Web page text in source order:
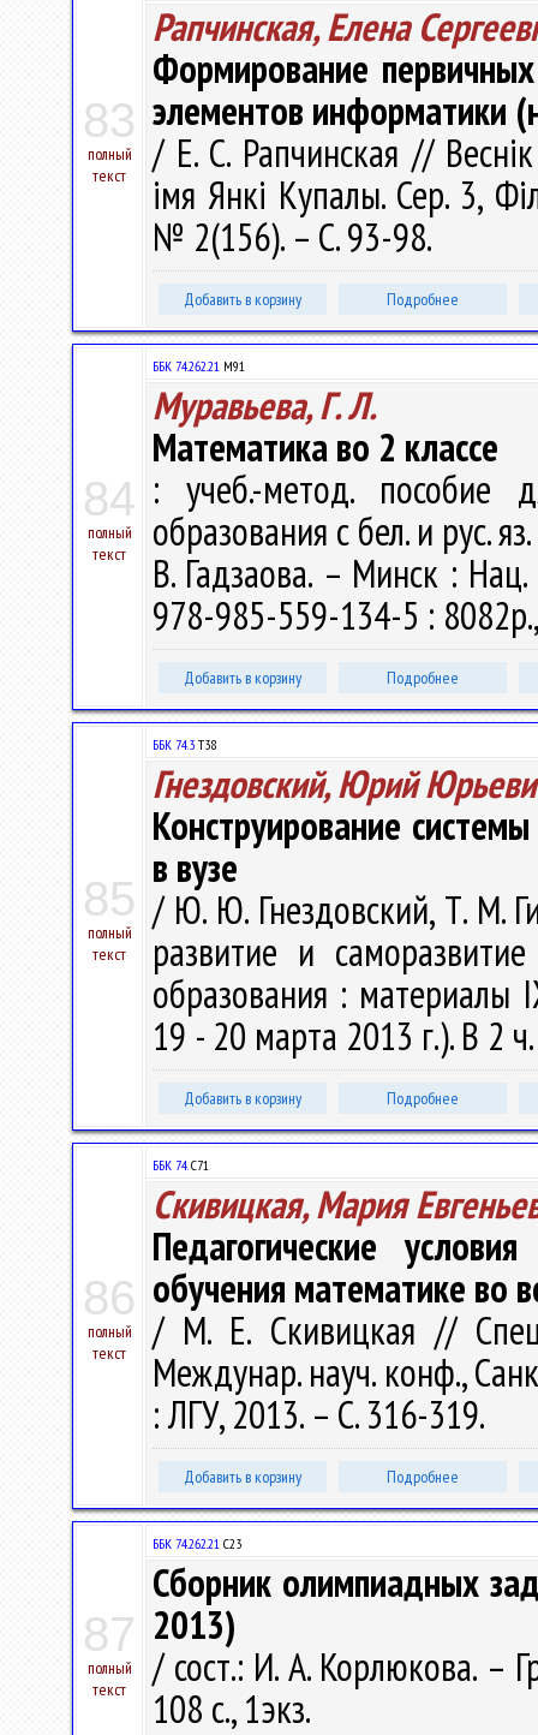
83
полный
текст
Рапчинская, Елена
Формирование
элементов информатики
/ Е. С. Рапчинская // Веснік
імя Янкі Купалы. Сер. 3,
№ 2(156). – С. 93-98.
Добавить в корзину Подробнее
84
полный
текст
ББК 74.262.21 М91
Муравьева, Г. Л.
Математика во 2 классе
: учеб.-метод. пособие
образования с бел. и рус.
В. Гадзаова. – Минск :
978-985-559-134-5 :
Добавить в корзину Подробнее
85
полный
текст
ББК 74.3 Т38
Гнездовский, Юрий
Конструирование
в вузе
/ Ю. Ю. Гнездовский, Т. М.
развитие и
образования : материалы
19 - 20 марта 2013 г.). В 2
Добавить в корзину Подробнее
86
полный
текст
ББК 74.С71
Скивицкая, Мария
Педагогические
обучения математике во
/ М. Е. Скивицкая //
Междунар. науч. конф.,
: ЛГУ, 2013. – С. 316-319.
Добавить в корзину Подробнее
87
полный
текст
ББК 74.262.21 С23
Сборник олимпиадных
2013)
/ сост.: И. А. Корлюкова. –
108 с., 1экз.